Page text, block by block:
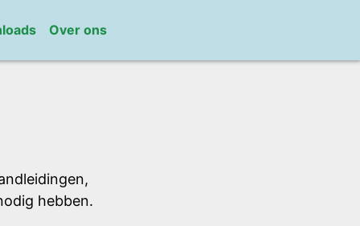
Over ons
hebben.